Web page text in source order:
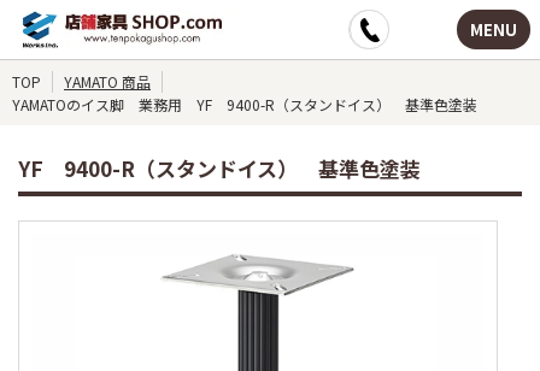
MENU
TOP
YAMATO 商品
YAMATOのイス脚 業務用 YF 9400-R（スタンドイス） 基準色塗装
YF 9400-R（スタンドイス） 基準色塗装